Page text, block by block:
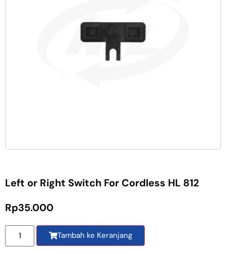
Left or Right Switch For Cordless HL 812
Rp35.000
Tambah ke Keranjang